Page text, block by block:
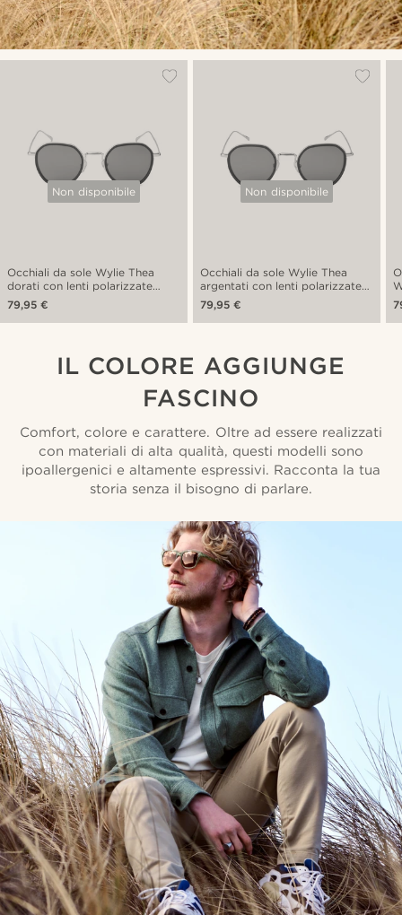
Non disponibile
Occhiali da sole Wylie Thea
dorati con lenti polarizzate
verdi
79,95 €
Non disponibile
Occhiali da sole Wylie Thea
argentati con lenti polarizzate
verdi
79,95 €
IL COLORE AGGIUNGE
FASCINO
Comfort, colore e carattere. Oltre ad essere realizzati
con materiali di alta qualità, questi modelli sono
ipoallergenici e altamente espressivi. Racconta la tua
storia senza il bisogno di parlare.